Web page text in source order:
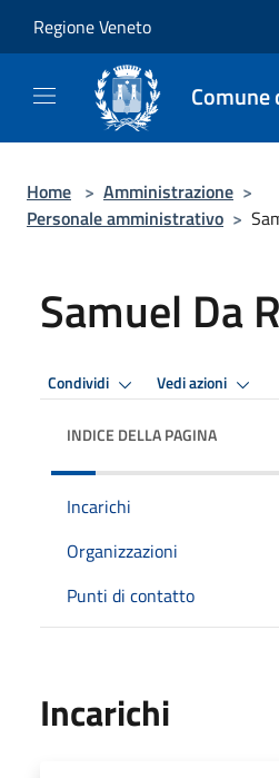
Regione Veneto
Comune
Home > Amministrazione >
Personale amministrativo >
Samuel Da
Condividi Vedi azioni
INDICE DELLA PAGINA
Incarichi
Organizzazioni
Punti di contatto
Incarichi